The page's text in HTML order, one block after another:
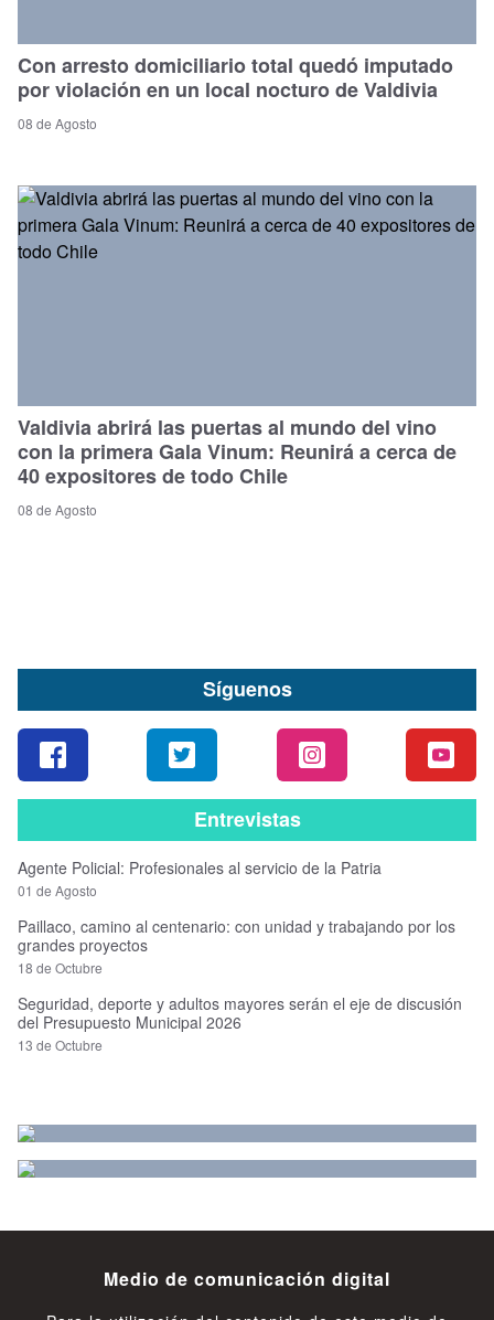
Con arresto domiciliario total quedó imputado
por violación en un local nocturo de Valdivia
08 de Agosto
Valdivia abrirá las puertas al mundo del vino
con la primera Gala Vinum: Reunirá a cerca de
40 expositores de todo Chile
08 de Agosto
Síguenos
Entrevistas
Agente Policial: Profesionales al servicio de la Patria
01 de Agosto
Paillaco, camino al centenario: con unidad y trabajando por los
grandes proyectos
18 de Octubre
Seguridad, deporte y adultos mayores serán el eje de discusión
del Presupuesto Municipal 2026
13 de Octubre
Medio de comunicación digital